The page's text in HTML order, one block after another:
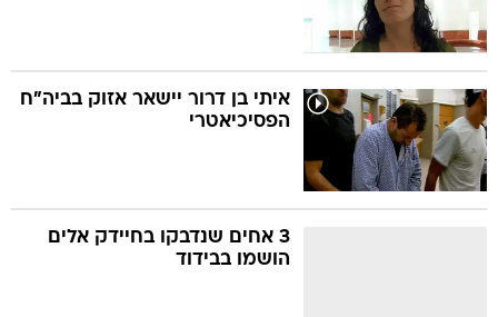
איתי בן דרור יישאר אזוק בביה"ח
הפסיכיאטרי
3 אחים שנדבקו בחיידק אלים
הושמו בבידוד